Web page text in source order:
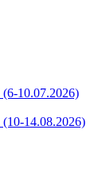
10.07.2026)
14.08.2026)